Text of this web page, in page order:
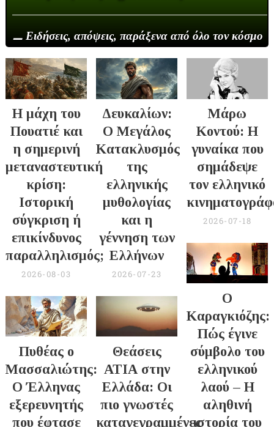
⚊ Ειδήσεις, απόψεις, παράξενα από όλο τον κόσμο
Η μάχη του
Πουατιέ και
η σημερινή
μεταναστευτική
κρίση:
Ιστορική
σύγκριση ή
επικίνδυνος
παραλληλισμός;
2026-08-03
Δευκαλίων:
Ο Μεγάλος
Κατακλυσμός
της
ελληνικής
μυθολογίας
και η
γέννηση των
Ελλήνων
2026-07-23
Μάρω
Κοντού: Η
γυναίκα που
σημάδεψε
τον ελληνικό
2026-07-18
Πυθέας ο
Μασσαλιώτης:
Ο Έλληνας
εξερευνητής
που έφτασε
Θεάσεις
ΑΤΙΑ στην
Ελλάδα: Οι
πιο γνωστές
καταγεγραμμένες
Ο
Καραγκιόζης:
Πώς έγινε
σύμβολο του
ελληνικού
λαού – Η
αληθινή
ιστορία του